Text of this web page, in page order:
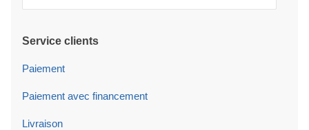
Service clients
Paiement
Paiement avec financement
Livraison